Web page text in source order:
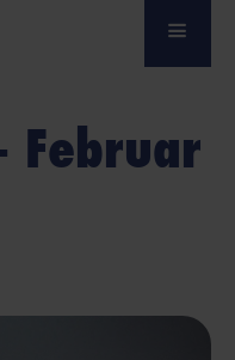
Februar